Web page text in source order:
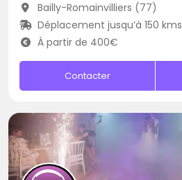
Bailly-Romainvilliers (77)
Déplacement jusqu’à 150 kms
À partir de 400€
Contacter